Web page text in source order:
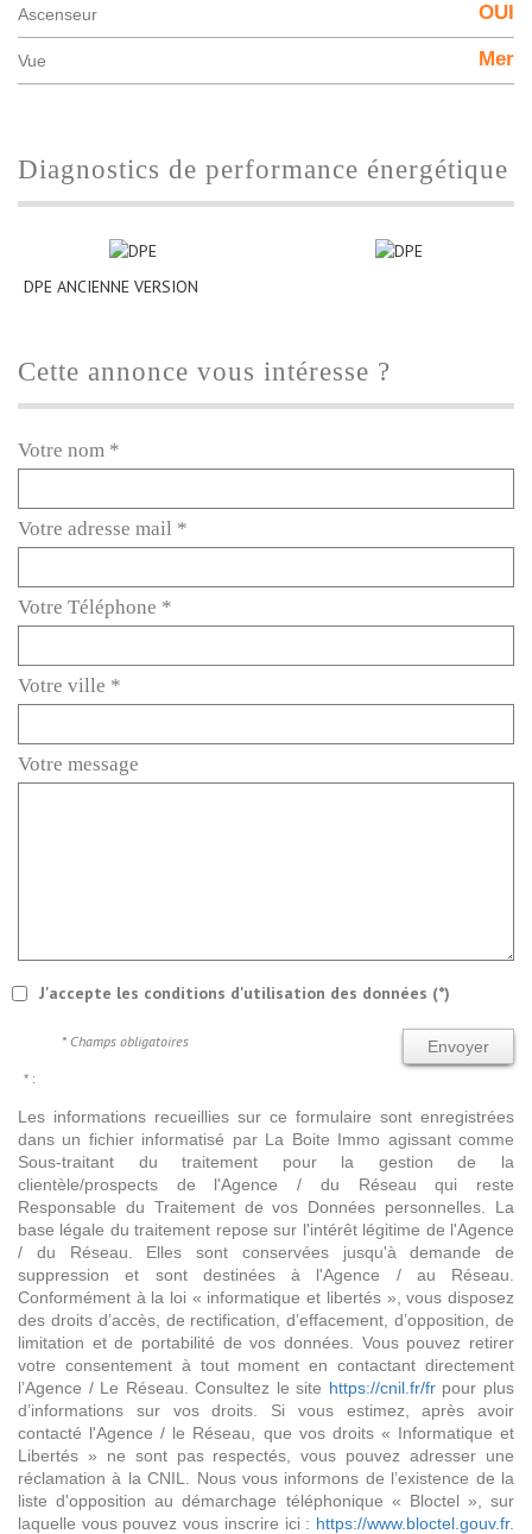
Ascenseur OUI
Vue Mer
diagnostics de performance énergétique
DPE ANCIENNE VERSION
cette annonce vous intéresse ?
Votre nom *
Votre adresse mail *
Votre Téléphone *
Votre ville *
Votre message
J'accepte les conditions d'utilisation des données (*)
Envoyer
* Champs obligatoires
* :
Les informations recueillies sur ce formulaire sont enregistrées
dans un fichier informatisé par La Boite Immo agissant comme
Sous-traitant du traitement pour la gestion de la
clientèle/prospects de l'Agence / du Réseau qui reste
Responsable du Traitement de vos Données personnelles. La
base légale du traitement repose sur l'intérêt légitime de l'Agence
/ du Réseau. Elles sont conservées jusqu'à demande de
suppression et sont destinées à l'Agence / au Réseau.
Conformément à la loi « informatique et libertés », vous disposez
des droits d’accès, de rectification, d’effacement, d’opposition, de
limitation et de portabilité de vos données. Vous pouvez retirer
votre consentement à tout moment en contactant directement
l’Agence / Le Réseau. Consultez le site https://cnil.fr/frpour plus
d’informations sur vos droits. Si vous estimez, après avoir
contacté l'Agence / le Réseau, que vos droits « Informatique et
Libertés » ne sont pas respectés, vous pouvez adresser une
réclamation à la CNIL. Nous vous informons de l’existence de la
liste d'opposition au démarchage téléphonique « Bloctel », sur
laquelle vous pouvez vous inscrire ici : https://www.bloctel.gouv.fr.